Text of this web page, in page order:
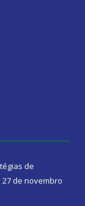
de
27 de novembro